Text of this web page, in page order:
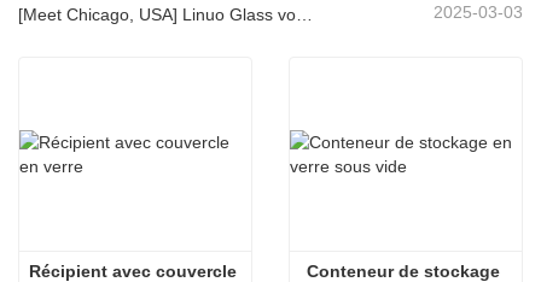
2025-03-03
Récipient avec couvercle
Conteneur de stockage